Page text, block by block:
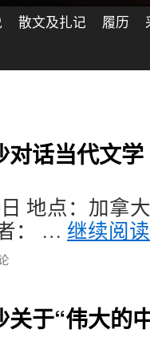
散文及扎记 履历
话当代文学
地点：加拿
： … 继续阅
于“伟大的